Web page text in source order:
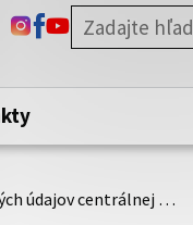
Zabezpečená
webového sídla.
ODKAZ SA OTVORÍ NA
ODKAZ SA OTVORÍ
ODKAZ SA
údajov centrálnej …